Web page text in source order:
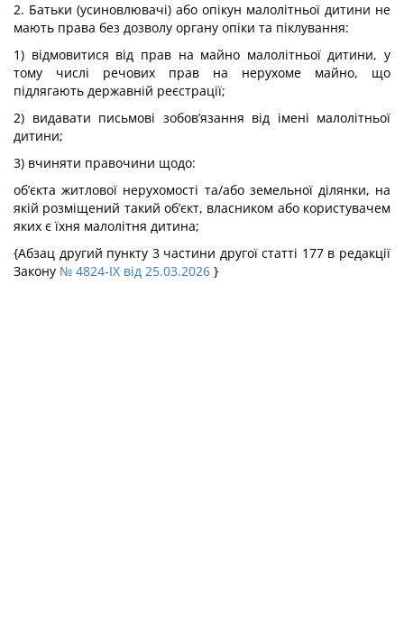
2. Батьки (усиновлювачі) або опікун малолітньої дитини не
мають права без дозволу органу опіки та піклування:
1) відмовитися від прав на майно малолітньої дитини, у
тому числі речових прав на нерухоме майно, що
підлягають державній реєстрації;
2) видавати письмові зобов’язання від імені малолітньої
дитини;
3) вчиняти правочини щодо:
об’єкта житлової нерухомості та/або земельної ділянки, на
якій розміщений такий об’єкт, власником або користувачем
яких є їхня малолітня дитина;
{Абзац другий пункту 3 частини другої статті 177 в редакції
Закону № 4824-IX від 25.03.2026 }